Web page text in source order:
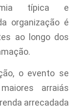
típica e
organização é
ao longo dos
o evento se
arraiás
arrecadada